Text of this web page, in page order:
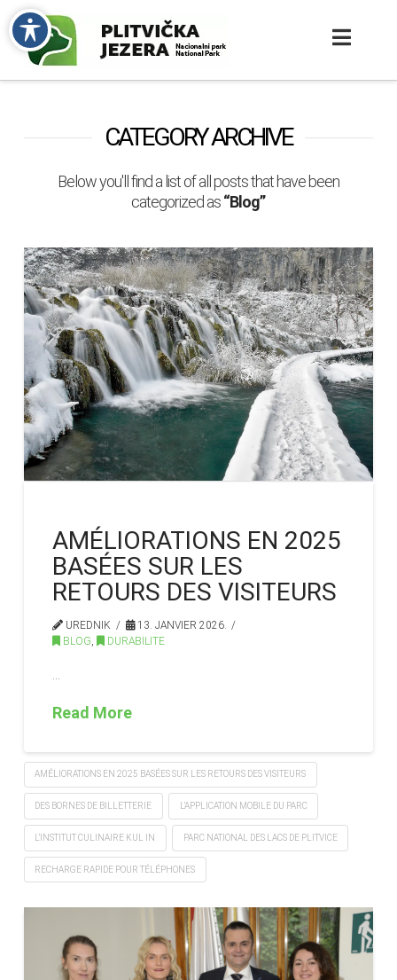
CATEGORY ARCHIVE
Below you'll find a list of all posts that have been
categorized as“Blog”
AMÉLIORATIONS EN 2025
BASÉES SUR LES
RETOURS DES VISITEURS
UREDNIK
13. JANVIER 2026.
BLOG, DURABILITE
Read More
AMÉLIORATIONS EN 2025 BASÉES SUR LES RETOURS DES VISITEURS
DES BORNES DE BILLETTERIE L’APPLICATION MOBILE DU PARC
L’INSTITUT CULINAIRE KUL IN PARC NATIONAL DES LACS DE PLITVICE
RECHARGE RAPIDE POUR TÉLÉPHONES